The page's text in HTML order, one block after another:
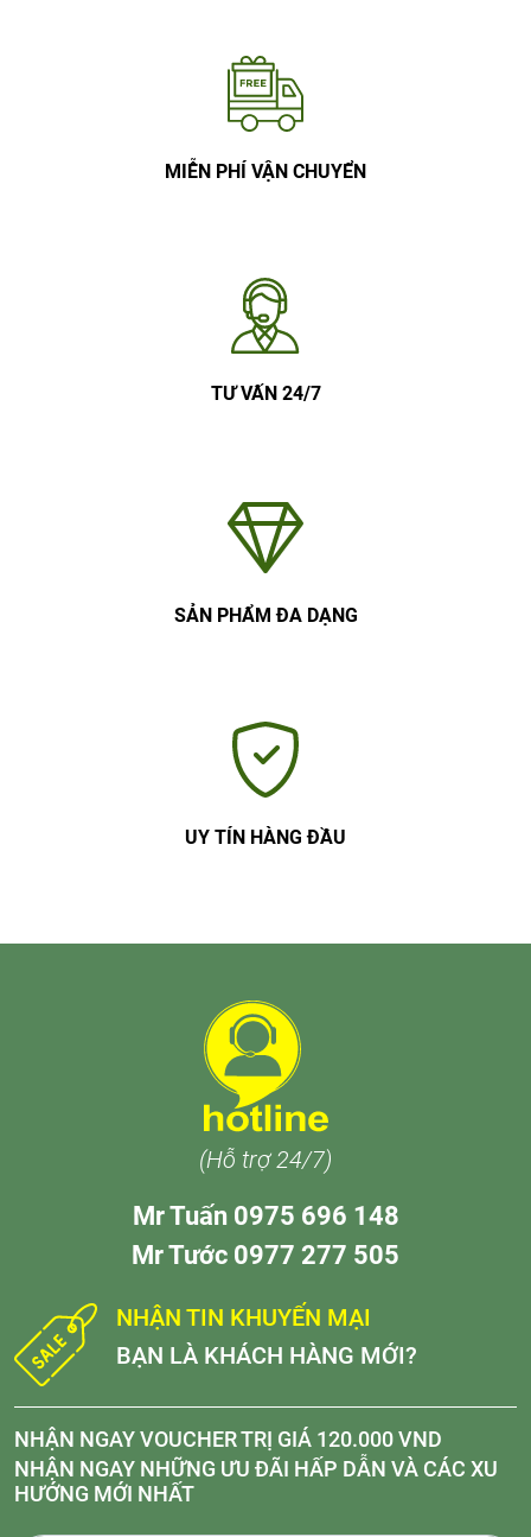
MIỄN PHÍ VẬN CHUYỂN
TƯ VẤN 24/7
SẢN PHẨM ĐA DẠNG
UY TÍN HÀNG ĐẦU
(Hỗ trợ 24/7)
Mr Tuấn 0975 696 148
Mr Tước 0977 277 505
NHẬN TIN KHUYẾN MẠI
BẠN LÀ KHÁCH HÀNG MỚI?
NHẬN NGAY VOUCHER TRỊ GIÁ 120.000 VND
NHẬN NGAY NHỮNG ƯU ĐÃI HẤP DẪN VÀ CÁC XU
HƯỚNG MỚI NHẤT